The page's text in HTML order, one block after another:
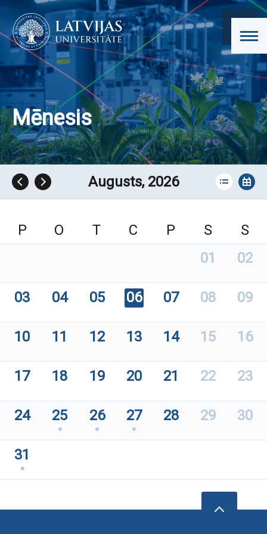
Mēnesis
Augusts, 2026
P O T C P S
S
01
02
03 04 05 06 07 08 09
10 11 12 13 14 15 16
17 18 19 20 21 22 23
24 25 26 27 28 29 30
31